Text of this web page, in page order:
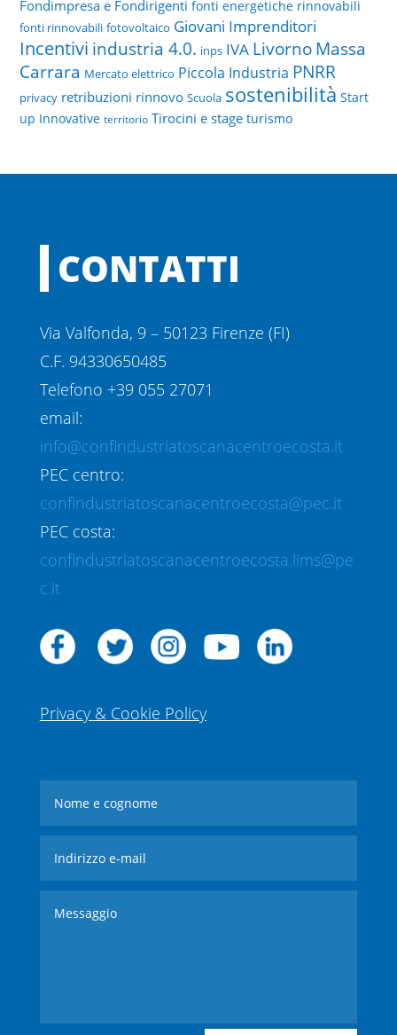
Fondimpresa e Fondirigenti fonti energetiche rinnovabili
fonti rinnovabili fotovoltaico Giovani Imprenditori
Incentivi industria 4.0. inps IVA Livorno Massa
Carrara Mercato elettrico Piccola Industria PNRR
privacy retribuzioni rinnovo Scuola sostenibilità Start
up Innovative territorio Tirocini e stage turismo
CONTATTI
Via Valfonda, 9 – 50123 Firenze (FI)
C.F. 94330650485
Telefono +39 055 27071
email:
info@confindustriatoscanacentroecosta.it
PEC centro:
confindustriatoscanacentroecosta@pec.it
PEC costa:
confindustriatoscanacentroecosta.lims@pe
c.it
Privacy & Cookie Policy